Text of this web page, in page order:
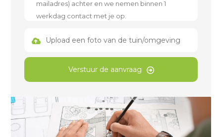
Upload een foto van de tuin/omgeving
Verstuur de aanvraag